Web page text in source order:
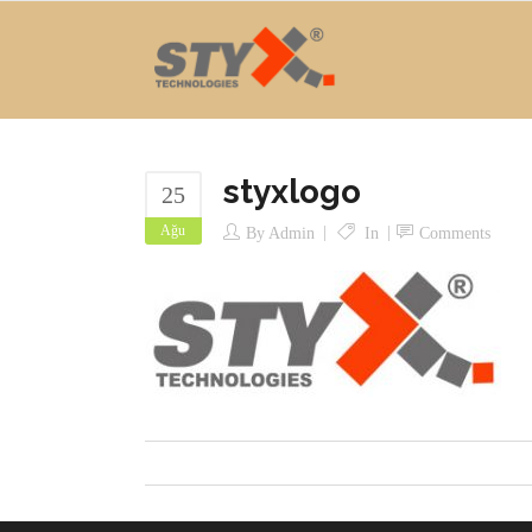
25
Ağu
styxlogo
By Admin In Comments